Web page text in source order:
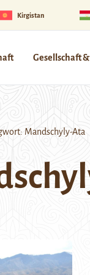
Kirgistan
Gesellschaft
Mandschyly-Ata